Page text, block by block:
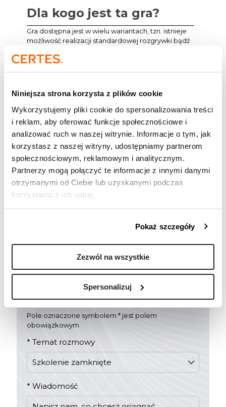
Niniejsza strona korzysta z plików cookie
Wykorzystujemy pliki cookie do spersonalizowania treści
i reklam, aby oferować funkcje społecznościowe i
analizować ruch w naszej witrynie. Informacje o tym, jak
korzystasz z naszej witryny, udostępniamy partnerom
społecznościowym, reklamowym i analitycznym.
Partnerzy mogą połączyć te informacje z innymi danymi
otrzymanymi od Ciebie lub uzyskanymi podczas
korzystania z ich usług.
Pokaż szczegóły
Zezwól na wszystkie
Spersonalizuj
Dla kogo jest ta gra?
Gra dostępna jest w wielu wariantach, tzn. istnieje
możliwość realizacji standardowej rozgrywki bądź
istotnych dla Klienta oraz specyfiki grupy
osobistej w wymiarze zespołowym, kluczem do
sukcesu jest tu bowiem kooperacja i drużynowe
działanie. Podczas rozgrywki Uczestnicy wzmocnią
i rozwiną takie kompetencje jak: planowanie i
zarządzanie czasem na poziomie zespołowym,
efektywną komunikację w zespole, umiejętność
podejmowania decyzji pod presją czasu oraz
budowanie zespołu nastawionego na
By poznać możliwości wersji gry „szytej na miarę”
rekomendujemy spotkanie z ekspertem CERTES.
Chcesz wiedzieć więcej?
Zostaw numer telefonu, a
skontaktujemy się z Tobą!
Pole oznaczone symbolem * jest polem
obowiązkowym
* Temat rozmowy
* Wiadomość